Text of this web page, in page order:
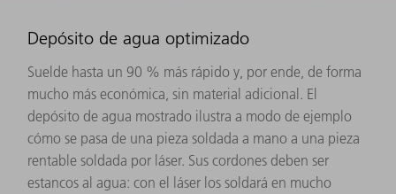
Depósito de agua optimizado
Suelde hasta un 90 % más rápido y, por ende, de forma
mucho más económica, sin material adicional. El
depósito de agua mostrado ilustra a modo de ejemplo
cómo se pasa de una pieza soldada a mano a una pieza
rentable soldada por láser. Sus cordones deben ser
estancos al agua: con el láser los soldará en mucho